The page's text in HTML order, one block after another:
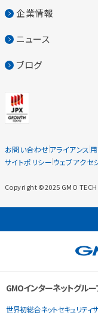
企業情報
ニュース
ブログ
お問い合わせアライアンス
サイトポリシー ウェブアクセ
Copyright ©2025 GMO
GMOインターネットグル
世界初総合ネットセキュリティ